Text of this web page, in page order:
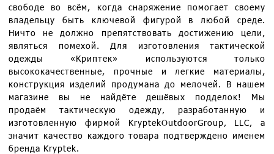
свободе во всём, когда снаряжение помогает своему
владельцу быть ключевой фигурой в любой среде.
Ничто не должно препятствовать достижению цели,
являться помехой. Для изготовления тактической
одежды «Криптек» используются только
высококачественные, прочные и легкие материалы,
конструкция изделий продумана до мелочей. В нашем
магазине вы не найдёте дешёвых подделок! Мы
продаём тактическую одежду, разработанную и
изготовленную фирмой KryptekOutdoorGroup, LLC, а
значит качество каждого товара подтверждено именем
бренда Kryptek.